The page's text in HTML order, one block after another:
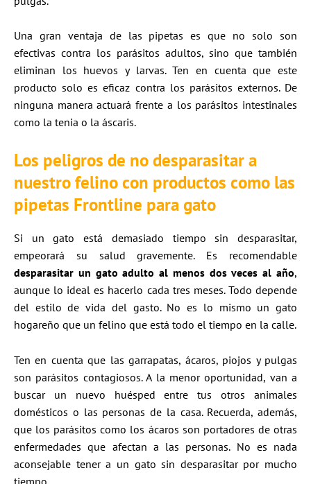
Una gran ventaja de las pipetas es que no solo son
efectivas contra los parásitos adultos, sino que también
eliminan los huevos y larvas. Ten en cuenta que este
producto solo es eficaz contra los parásitos externos. De
ninguna manera actuará frente a los parásitos intestinales
como la tenia o la áscaris.
Los peligros de no desparasitar a
nuestro felino con productos como las
pipetas Frontline para gato
Si un gato está demasiado tiempo sin desparasitar,
empeorará su salud gravemente. Es recomendable
desparasitar un gato adulto al menos dos veces al año,
aunque lo ideal es hacerlo cada tres meses. Todo depende
del estilo de vida del gasto. No es lo mismo un gato
hogareño que un felino que está todo el tiempo en la calle.
Ten en cuenta que las garrapatas, ácaros, piojos y pulgas
son parásitos contagiosos. A la menor oportunidad, van a
buscar un nuevo huésped entre tus otros animales
domésticos o las personas de la casa. Recuerda, además,
que los parásitos como los ácaros son portadores de otras
enfermedades que afectan a las personas. No es nada
aconsejable tener a un gato sin desparasitar por mucho
tiempo.